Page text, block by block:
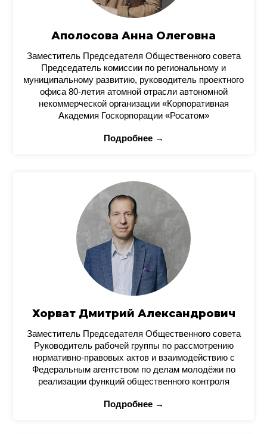
Аполосова Анна Олеговна
Заместитель Председателя Общественного совета
Председатель комиссии по региональному и
муниципальному развитию, руководитель проектного
офиса 80-летия атомной отрасли автономной
некоммерческой организации «Корпоративная
Академия Госкорпорации «Росатом»
Подробнее →
Хорват Дмитрий Александрович
Заместитель Председателя Общественного совета
Руководитель рабочей группы по рассмотрению
нормативно-правовых актов и взаимодействию с
Федеральным агентством по делам молодёжи по
реализации функций общественного контроля
Подробнее →